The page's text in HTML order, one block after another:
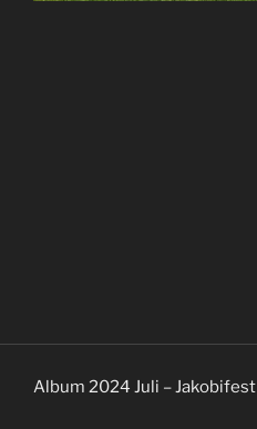
Album 2024 Juli – Jakobifest